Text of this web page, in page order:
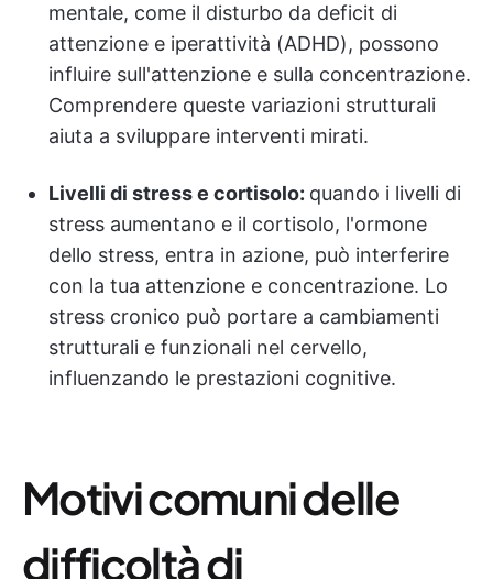
mentale, come il disturbo da deficit di
attenzione e iperattività (ADHD), possono
influire sull'attenzione e sulla concentrazione.
Comprendere queste variazioni strutturali
aiuta a sviluppare interventi mirati.
Livelli di stress e cortisolo: quando i livelli di
stress aumentano e il cortisolo, l'ormone
dello stress, entra in azione, può interferire
con la tua attenzione e concentrazione. Lo
stress cronico può portare a cambiamenti
strutturali e funzionali nel cervello,
influenzando le prestazioni cognitive.
Motivi comuni delle
difficoltà di